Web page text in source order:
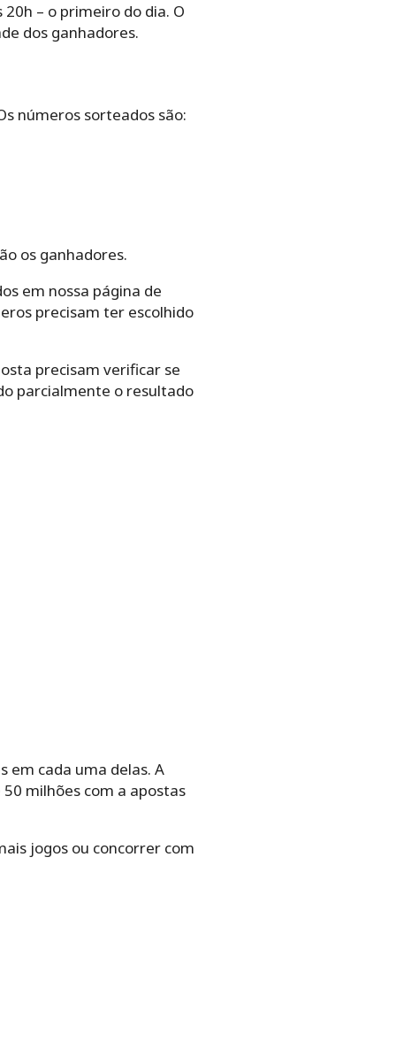
– o primeiro do dia. O
dos ganhadores.
números sorteados são:
os ganhadores.
em nossa página de
precisam ter escolhido
precisam verificar se
parcialmente o resultado
em cada uma delas. A
milhões com a apostas
jogos ou concorrer com